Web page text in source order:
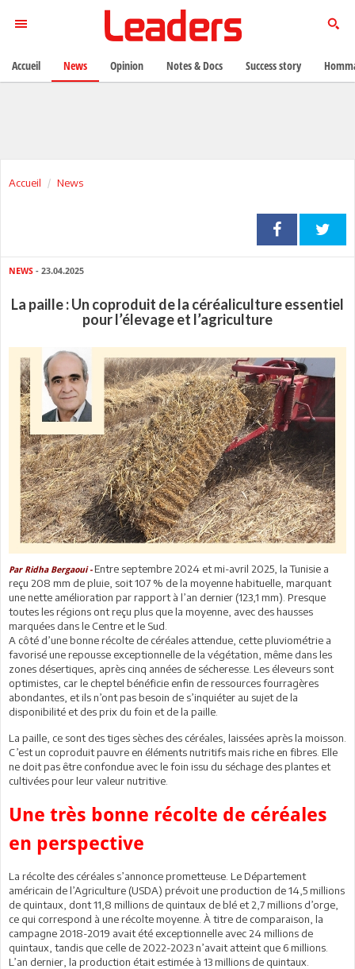
Accueil News
NEWS - 23.04.2025
La paille : Un coproduit de la céréaliculture essentiel
pour l’élevage et l’agriculture
Par Ridha Bergaoui -Entre septembre 2024 et mi-avril 2025, la Tunisie a
reçu 208 mm de pluie, soit 107 % de la moyenne habituelle, marquant
une nette amélioration par rapport à l’an dernier (123,1 mm). Presque
toutes les régions ont reçu plus que la moyenne, avec des hausses
marquées dans le Centre et le Sud.
A côté d’une bonne récolte de céréales attendue, cette pluviométrie a
favorisé une repousse exceptionnelle de la végétation, même dans les
zones désertiques, après cinq années de sécheresse. Les éleveurs sont
optimistes, car le cheptel bénéficie enfin de ressources fourragères
abondantes, et ils n’ont pas besoin de s’inquiéter au sujet de la
disponibilité et des prix du foin et de la paille.
La paille, ce sont des tiges sèches des céréales, laissées après la moisson.
C’est un coproduit pauvre en éléments nutritifs mais riche en fibres. Elle
ne doit pas être confondue avec le foin issu du séchage des plantes et
cultivées pour leur valeur nutritive.
Une très bonne récolte de céréales
en perspective
La récolte des céréales s’annonce prometteuse. Le Département
américain de l’Agriculture (USDA) prévoit une production de 14,5 millions
de quintaux, dont 11,8 millions de quintaux de blé et 2,7 millions d’orge,
ce qui correspond à une récolte moyenne. À titre de comparaison, la
campagne 2018-2019 avait été exceptionnelle avec 24 millions de
quintaux, tandis que celle de 2022-2023 n’avait atteint que 6 millions.
L’an dernier, la production était estimée à 13 millions de quintaux.
Accueil News Opinion Notes & Docs Success story